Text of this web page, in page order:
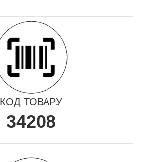
КОД ТОВАРУ
34208